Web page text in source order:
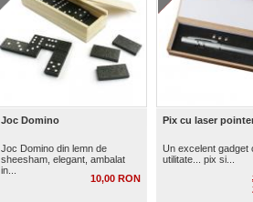
Joc Domino
Joc Domino din lemn de
sheesham, elegant, ambalat
in...
10,00 RON
Pix cu laser
Un excelent gadget
utilitate... pix si...